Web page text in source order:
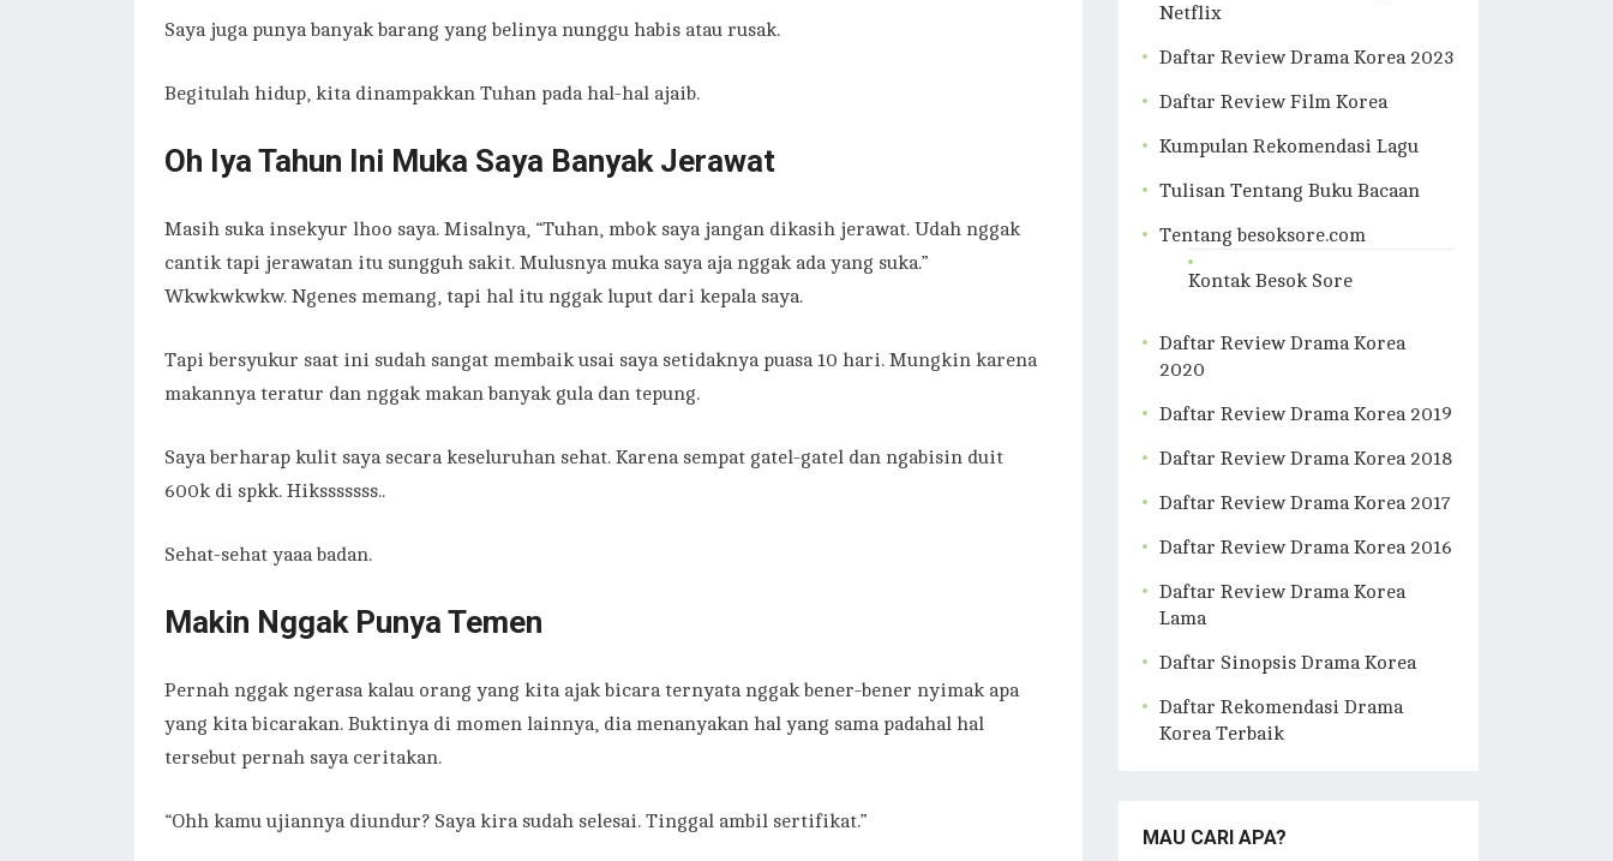
Saya juga punya banyak barang yang belinya nunggu habis atau rusak.
Begitulah hidup, kita dinampakkan Tuhan pada hal-hal ajaib.
Oh Iya Tahun Ini Muka Saya Banyak Jerawat
Masih suka insekyur lhoo saya. Misalnya, “Tuhan, mbok saya jangan dikasih jerawat. Udah nggak
cantik tapi jerawatan itu sungguh sakit. Mulusnya muka saya aja nggak ada yang suka.”
Wkwkwkwkw. Ngenes memang, tapi hal itu nggak luput dari kepala saya.
Tapi bersyukur saat ini sudah sangat membaik usai saya setidaknya puasa 10 hari. Mungkin karena
makannya teratur dan nggak makan banyak gula dan tepung.
Saya berharap kulit saya secara keseluruhan sehat. Karena sempat gatel-gatel dan ngabisin duit
600k di spkk. Hiksssssss..
Sehat-sehat yaaa badan.
Makin Nggak Punya Temen
Pernah nggak ngerasa kalau orang yang kita ajak bicara ternyata nggak bener-bener nyimak apa
yang kita bicarakan. Buktinya di momen lainnya, dia menanyakan hal yang sama padahal hal
tersebut pernah saya ceritakan.
“Ohh kamu ujiannya diundur? Saya kira sudah selesai. Tinggal ambil sertifikat.”
Netflix
Daftar Review Drama Korea 2023
Daftar Review Film Korea
Kumpulan Rekomendasi Lagu
Tulisan Tentang Buku Bacaan
Tentang besoksore.com
Kontak Besok Sore
Daftar Review Drama Korea
2020
Daftar Review Drama Korea 2019
Daftar Review Drama Korea 2018
Daftar Review Drama Korea 2017
Daftar Review Drama Korea 2016
Daftar Review Drama Korea
Lama
Daftar Sinopsis Drama Korea
Daftar Rekomendasi Drama
Korea Terbaik
MAU CARI APA?